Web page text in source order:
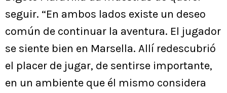
seguir. “En ambos lados existe un deseo
común de continuar la aventura. El jugador
se siente bien en Marsella. Allí redescubrió
el placer de jugar, de sentirse importante,
en un ambiente que él mismo considera